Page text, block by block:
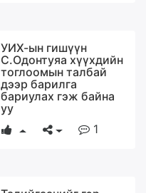
УИХ-ын гишүүн
С.Одонтуяа хүүхдийн
тоглоомын талбай
дээр барилга
бариулах гэж байна
уу
1